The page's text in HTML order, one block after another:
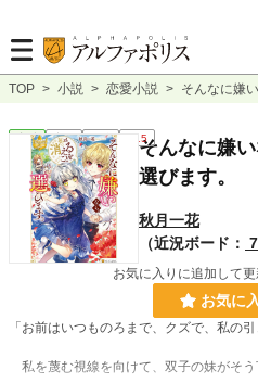
TOP > 小説 > 恋愛小説 > そんなに嫌
恋愛 完結 長編 R15そんなに嫌
選びます。
秋月一花
（近況ボード：
お気に入りに追加して
お気に
「お前はいつものろまで、クズで、私の
私を蔑む視線を向けて、双子の妹がそう